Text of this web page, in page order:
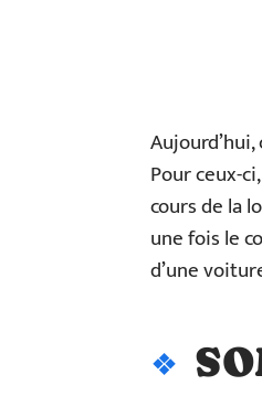
Pour ceux-
cours de la
une fois le
d’une